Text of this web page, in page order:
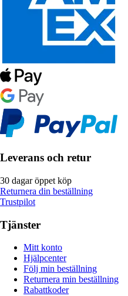
Leverans och retur
30 dagar öppet köp
Returnera din beställning
Trustpilot
Tjänster
Mitt konto
Hjälpcenter
Följ min beställning
Returnera min beställning
Rabattkoder